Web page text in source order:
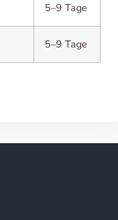
5–9 Tage
5–9 Tage